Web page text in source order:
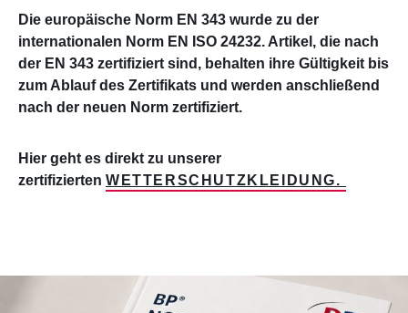
Die europäische Norm EN 343 wurde zu der
internationalen Norm EN ISO 24232. Artikel, die nach
der EN 343 zertifiziert sind, behalten ihre Gültigkeit bis
zum Ablauf des Zertifikats und werden anschließend
nach der neuen Norm zertifiziert.
Hier geht es direkt zu unserer
zertifizierten WETTERSCHUTZKLEIDUNG.